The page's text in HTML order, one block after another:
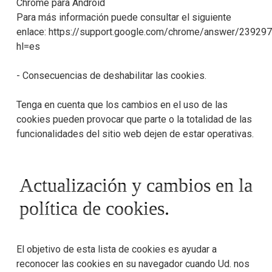
Chrome para Android
Para más información puede consultar el siguiente
enlace: https://support.google.com/chrome/answer/
hl=es
- Consecuencias de deshabilitar las cookies.
Tenga en cuenta que los cambios en el uso de las
cookies pueden provocar que parte o la totalidad de las
funcionalidades del sitio web dejen de estar operativas.
Actualización y cambios en la
política de cookies.
El objetivo de esta lista de cookies es ayudar a
reconocer las cookies en su navegador cuando Ud. nos